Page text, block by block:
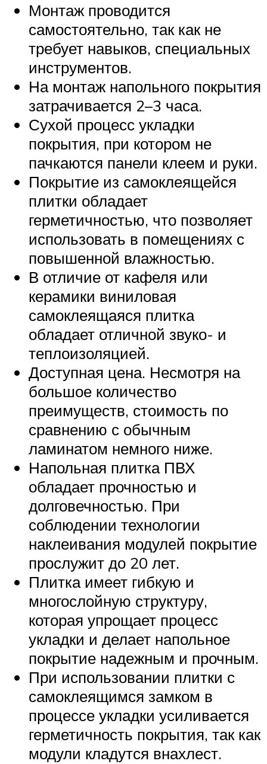
Монтаж проводится
самостоятельно, так как не
требует навыков, специальных
инструментов.
На монтаж напольного покрытия
затрачивается 2–3 часа.
Сухой процесс укладки
покрытия, при котором не
пачкаются панели клеем и руки.
Покрытие из самоклеящейся
плитки обладает
герметичностью, что позволяет
использовать в помещениях с
повышенной влажностью.
В отличие от кафеля или
керамики виниловая
самоклеящаяся плитка
обладает отличной звуко- и
теплоизоляцией.
Доступная цена. Несмотря на
большое количество
преимуществ, стоимость по
сравнению с обычным
ламинатом немного ниже.
Напольная плитка ПВХ
обладает прочностью и
долговечностью. При
соблюдении технологии
наклеивания модулей покрытие
прослужит до 20 лет.
Плитка имеет гибкую и
многослойную структуру,
которая упрощает процесс
укладки и делает напольное
покрытие надежным и прочным.
При использовании плитки с
самоклеящимся замком в
процессе укладки усиливается
герметичность покрытия, так как
модули кладутся внахлест.